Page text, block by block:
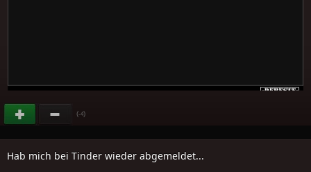
(-4)
Hab mich bei Tinder wieder abgemeldet...